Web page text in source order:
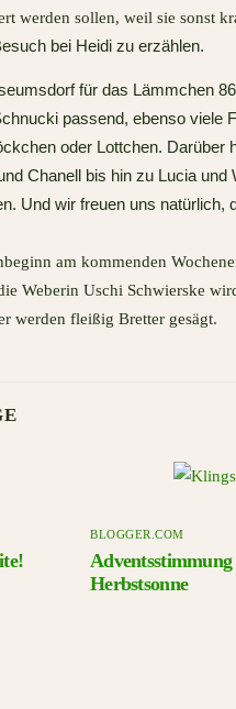
werden sollen, weil sie sonst
bei Heidi zu erzählen.
für das Lämmchen
passend, ebenso
oder Lottchen.
Chanell bis hin zu Lucia
Und wir freuen uns
am kommenden
Weberin Uschi Schwierske
werden fleißig Bretter gesägt.
BLOGGER.COM
Herbstsonne